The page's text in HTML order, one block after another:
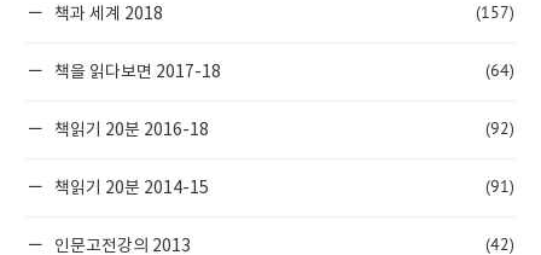
책과 세계 2018 (157)
책을 읽다보면 2017-18 (64)
책읽기 20분 2016-18 (92)
책읽기 20분 2014-15 (91)
인문고전강의 2013 (42)